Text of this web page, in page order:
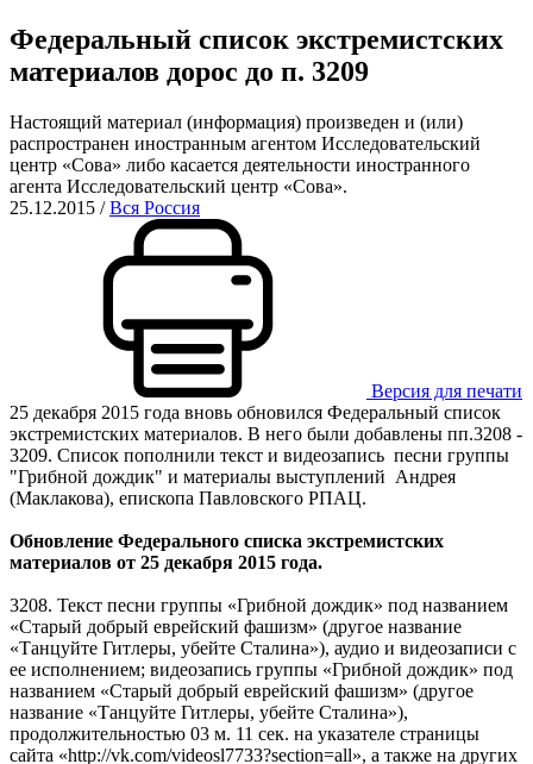
Федеральный список экстремистских
материалов дорос до п. 3209
Настоящий материал (информация) произведен и (или)
распространен иностранным агентом Исследовательский
центр «Сова» либо касается деятельности иностранного
агента Исследовательский центр «Сова».
25.12.2015 /Вся Россия
Версия для печати
25 декабря 2015 года вновь обновился Федеральный список
экстремистских материалов. В него были добавлены пп.3208 -
3209. Список пополнили текст и видеозапись песни группы
"Грибной дождик" и материалы выступлений Андрея
(Маклакова), епископа Павловского РПАЦ.
Обновление Федерального списка экстремистских
материалов от 25 декабря 2015 года.
3208. Текст песни группы «Грибной дождик» под названием
«Старый добрый еврейский фашизм» (другое название
«Танцуйте Гитлеры, убейте Сталина»), аудио и видеозаписи с
ее исполнением; видеозапись группы «Грибной дождик» под
названием «Старый добрый еврейский фашизм» (другое
название «Танцуйте Гитлеры, убейте Сталина»),
продолжительностью 03 м. 11 сек. на указателе страницы
сайта «http://vk.com/videosl7733?section=all», а также на других